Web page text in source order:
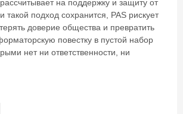
на поддержку и защиту от
такой подход сохранится, PAS рискует
доверие общества и превратить
повестку в пустой набор
нет ни ответственности, ни